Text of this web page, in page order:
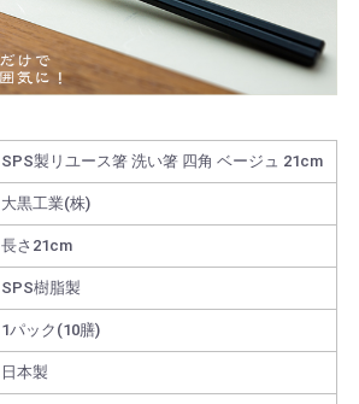
SPS製リユース箸 洗い箸 四角 ベージュ 21cm
大黒工業(株)
長さ21cm
SPS樹脂製
1パック(10膳)
日本製